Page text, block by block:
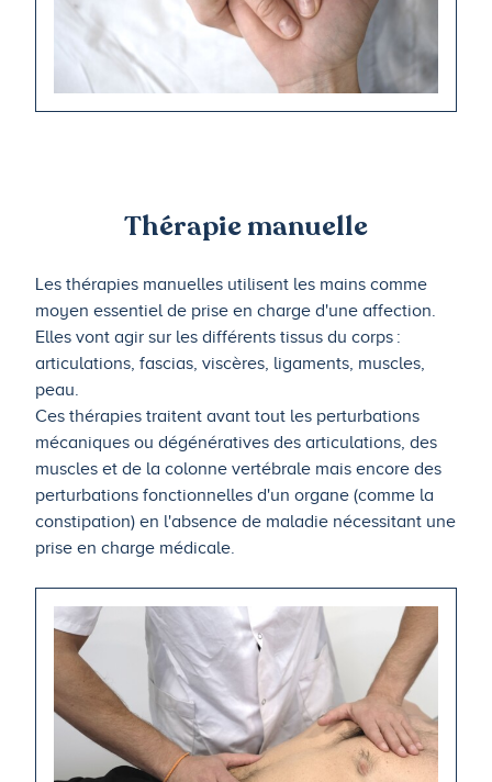
Thérapie manuelle
Les thérapies manuelles utilisent les mains comme
moyen essentiel de prise en charge d'une affection.
Elles vont agir sur les différents tissus du corps :
articulations, fascias, viscères, ligaments, muscles,
peau.
Ces thérapies traitent avant tout les perturbations
mécaniques ou dégénératives des articulations, des
muscles et de la colonne vertébrale mais encore des
perturbations fonctionnelles d'un organe (comme la
constipation) en l'absence de maladie nécessitant une
prise en charge médicale.